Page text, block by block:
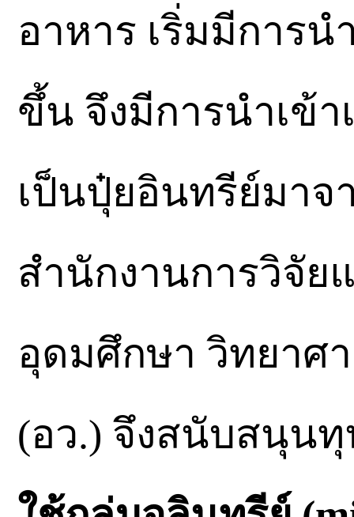
อาหาร เริ่มมีการ
ขึ้น จึงมีการนำเข้
เป็นปุ๋ยอินทรีย์มาจ
สำนักงานการวิจัย
อุดมศึกษา วิทยาศ
(อว.) จึงสนับสนุน